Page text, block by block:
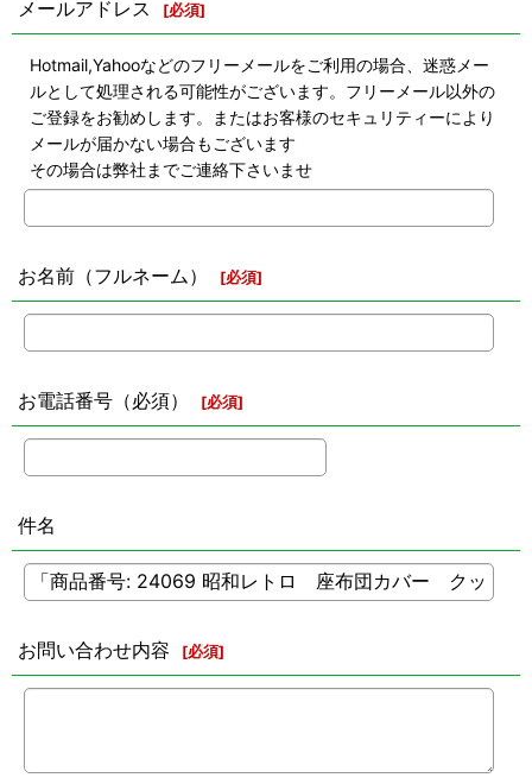
メールアドレス [必須]
Hotmail,Yahooなどのフリーメールをご利用の場合、迷惑メー
ルとして処理される可能性がございます。フリーメール以外の
ご登録をお勧めします。またはお客様のセキュリティーにより
メールが届かない場合もございます
その場合は弊社までご連絡下さいませ
お名前（フルネーム） [必須]
お電話番号（必須） [必須]
件名
お問い合わせ内容 [必須]